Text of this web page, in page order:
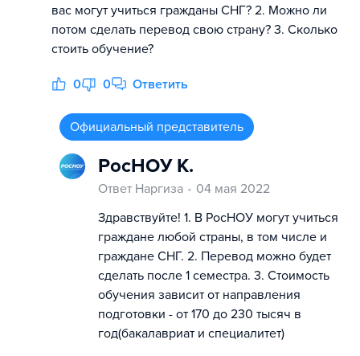
вас могут учиться гражданы СНГ? 2. Можно ли
потом сделать перевод свою страну? 3. Сколько
стоить обучение?
0 0 Ответить
Официальный представитель
РосНОУ К.
Ответ Наргиза
04 мая 2022
Здравствуйте! 1. В РосНОУ могут учиться
граждане любой страны, в том числе и
граждане СНГ. 2. Перевод можно будет
сделать после 1 семестра. 3. Стоимость
обучения зависит от направления
подготовки - от 170 до 230 тысяч в
год(бакалавриат и специалитет)